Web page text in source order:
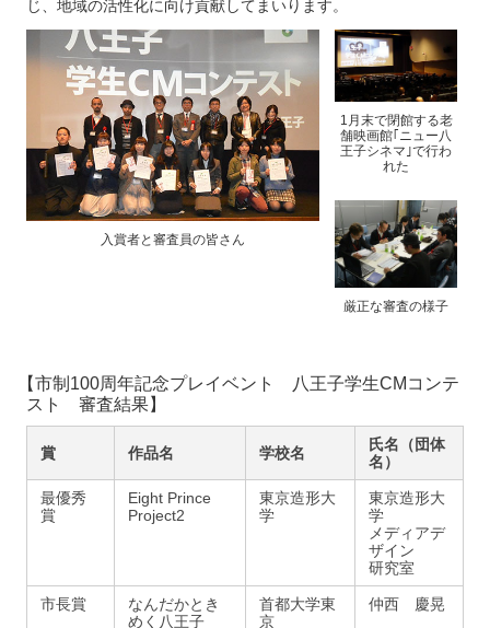
じ、地域の活性化に向け貢献してまいります。
入賞者と審査員の皆さん
1月末で閉館する老
舗映画館｢ニュー八
王子シネマ｣で行わ
れた
厳正な審査の様子
【市制100周年記念プレイベント 八王子学生CMコンテ
スト 審査結果】
賞 作品名 学校名
氏名（団体
名）
最優秀
賞
Eight Prince
Project2
東京造形大
学
東京造形大
学
メディアデ
ザイン
研究室
市長賞
なんだかとき
めく八王子
首都大学東
京
仲西 慶晃